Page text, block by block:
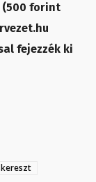
(500 forint
fejezzék ki